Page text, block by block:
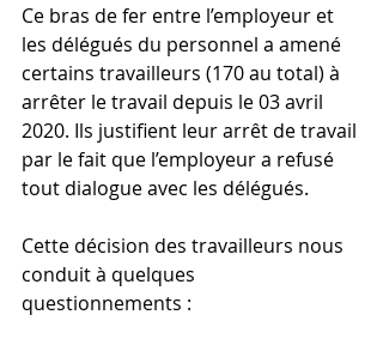
Ce bras de fer entre l’employeur et
les délégués du personnel a amené
certains travailleurs (170 au total) à
arrêter le travail depuis le 03 avril
2020. Ils justifient leur arrêt de travail
par le fait que l’employeur a refusé
tout dialogue avec les délégués.
Cette décision des travailleurs nous
conduit à quelques
questionnements :